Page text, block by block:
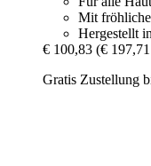
Mit
Hergestellt
€ 100,83 (€
Gratis Zustellung